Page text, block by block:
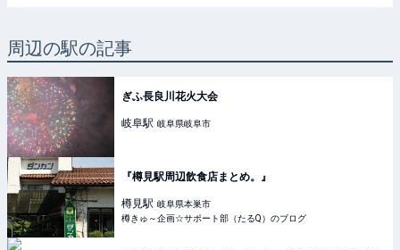
周辺の駅の記事
ぎふ長良川花火大会
岐阜駅 岐阜県岐阜市
『樽見駅周辺飲食店まとめ。』
樽見駅 岐阜県本巣市
樽きゅ～企画☆サポート部（たるQ）のブログ